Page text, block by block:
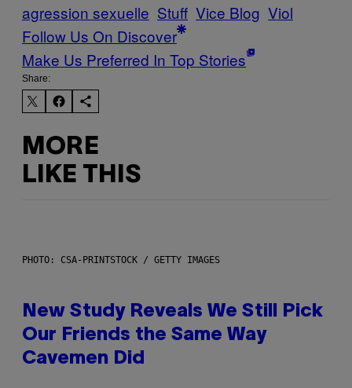
agression sexuelle Stuff Vice Blog Viol
Follow Us On Discover
Make Us Preferred In Top Stories
Share:
MORE
LIKE THIS
PHOTO: CSA-PRINTSTOCK / GETTY IMAGES
New Study Reveals We Still Pick
Our Friends the Same Way
Cavemen Did